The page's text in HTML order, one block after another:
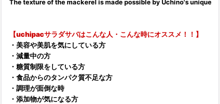
The texture of the mackerel is made possible by Uchino's unique
【uchipacサラダサバはこんな人・こんな時にオススメ！！】
・美容や美肌を気にしている方
・減量中の方
・糖質制限をしている方
・食品からのタンパク質不足な方
・調理が面倒な時
・添加物が気になる方